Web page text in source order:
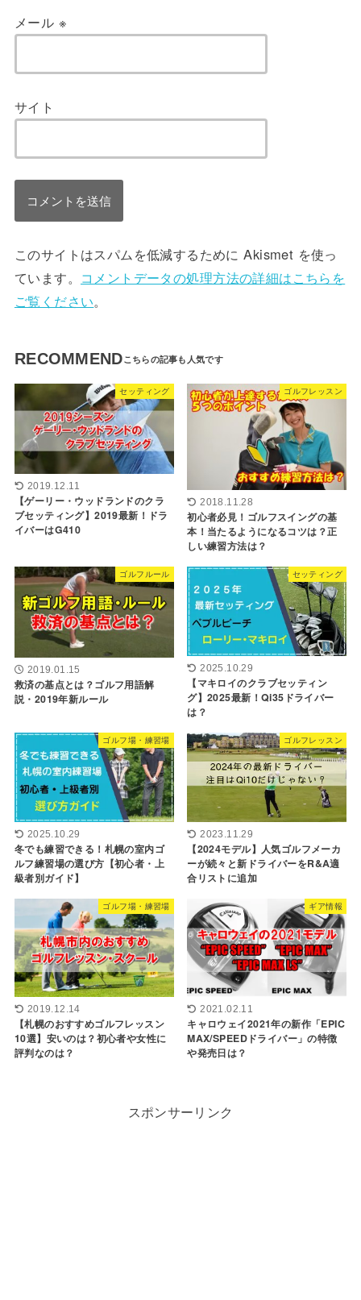
メール ※
サイト
このサイトはスパムを低減するために Akismet を使っ
ています。 コメントデータの処理方法の詳細はこちらを
ご覧ください。
RECOMMEND
セッティング
2019.12.11
【ゲーリー・ウッドランドのクラ
ブセッティング】2019最新！ドラ
イバーはG410
ゴルフレッスン
2018.11.28
初心者必見！ゴルフスイングの基
本！当たるようになるコツは？正
しい練習方法は？
ゴルフルール
2019.01.15
救済の基点とは？ゴルフ用語解
説・2019年新ルール
セッティング
2025.10.29
【マキロイのクラブセッティン
グ】2025最新！Qi35ドライバー
は？
ゴルフ場・練習場
2025.10.29
冬でも練習できる！札幌の室内ゴ
ルフ練習場の選び方【初心者・上
級者別ガイド】
ゴルフレッスン
2023.11.29
【2024モデル】人気ゴルフメーカ
ーが続々と新ドライバーをR&A適
合リストに追加
ゴルフ場・練習場
2019.12.14
【札幌のおすすめゴルフレッスン
10選】安いのは？初心者や女性に
評判なのは？
ギア情報
2021.02.11
キャロウェイ2021年の新作「EPIC
MAX/SPEEDドライバー」の特徴
や発売日は？
スポンサーリンク